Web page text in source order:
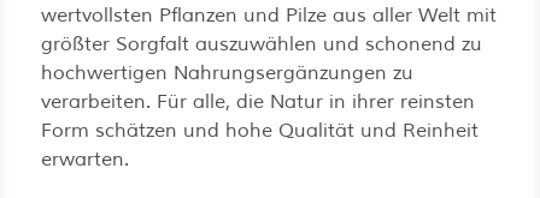
wertvollsten Pflanzen und Pilze aus aller Welt mit
größter Sorgfalt auszuwählen und schonend zu
hochwertigen Nahrungsergänzungen zu
verarbeiten. Für alle, die Natur in ihrer reinsten
Form schätzen und hohe Qualität und Reinheit
erwarten.